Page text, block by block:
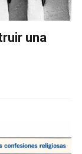
una